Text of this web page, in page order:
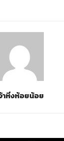
าหิ่งห้อยน้อย